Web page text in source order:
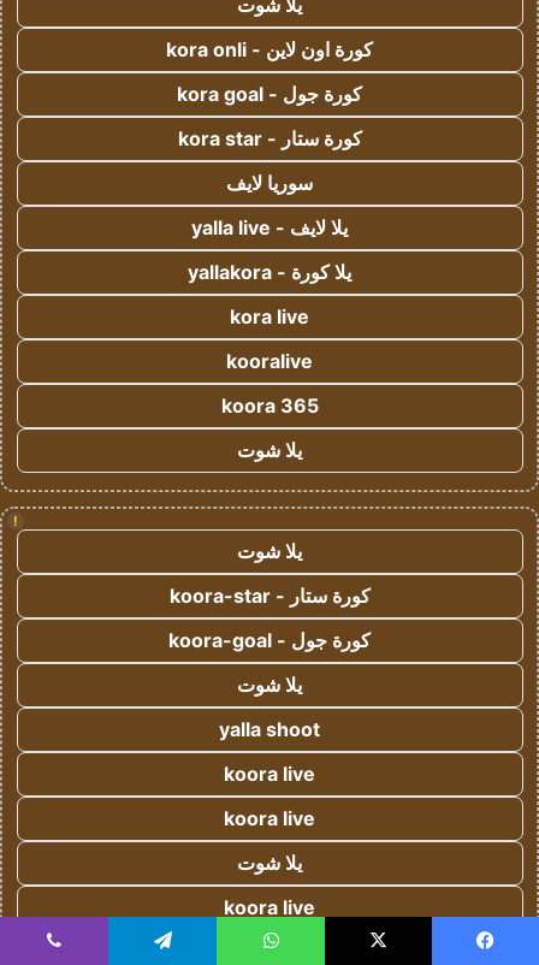
يلا شوت
كورة اون لاين - kora onli
كورة جول - kora goal
كورة ستار - kora star
سوريا لايف
يلا لايف - yalla live
يلا كورة - yallakora
kora live
kooralive
koora 365
يلا شوت
!
يلا شوت
كورة ستار - koora-star
كورة جول - koora-goal
يلا شوت
yalla shoot
koora live
koora live
يلا شوت
koora live
Yalla Live - يلا لايف